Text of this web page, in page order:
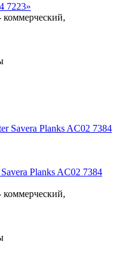
7223»
коммерческий,
Planks AC02 7384
коммерческий,